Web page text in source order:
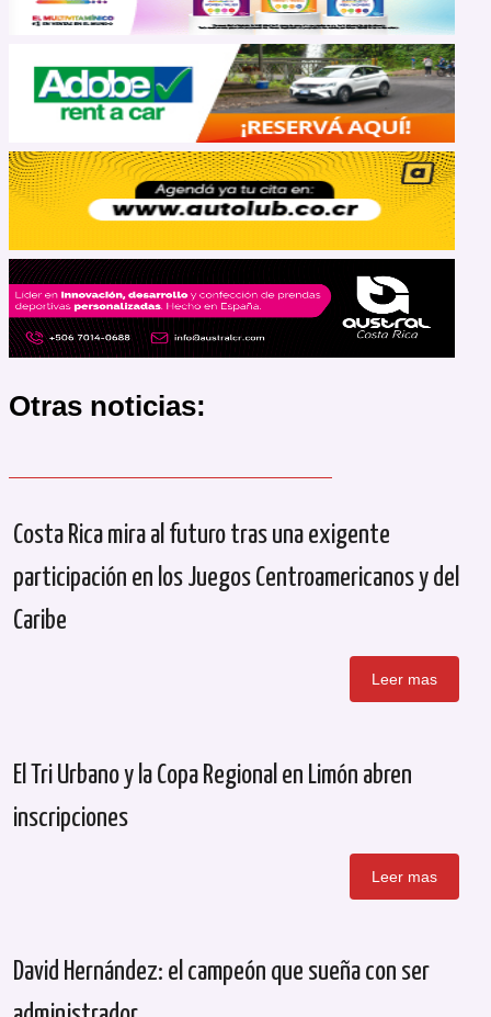
Otras noticias:
Costa Rica mira al futuro tras una exigente
participación en los Juegos Centroamericanos y del
Caribe
Leer mas
El Tri Urbano y la Copa Regional en Limón abren
inscripciones
Leer mas
David Hernández: el campeón que sueña con ser